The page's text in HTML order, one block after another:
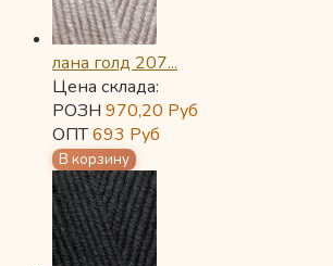
лана голд 207...
Цена склада:
РОЗН 970,20 Руб
ОПТ693 Руб